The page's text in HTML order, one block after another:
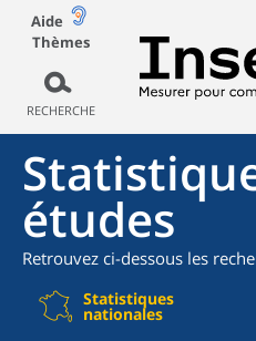
Aide
Thèmes
RECHERCHE
études
Retrouvez ci-dessous les
Statistiques
nationales